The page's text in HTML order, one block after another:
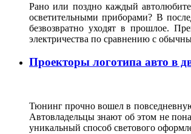
Рано или поздно каждый
осветительными приборами? В
безвозвратно уходят в прошлое.
электричества по сравнению с
Проекторы логотипа авто в
Тюнинг прочно вошел в
Автовладельцы знают об этом не
уникальный способ светового